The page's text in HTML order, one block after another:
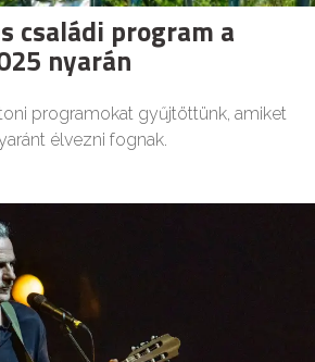
családi program a
nyarán
programokat gyűjtöttünk, amiket
élvezni fognak.